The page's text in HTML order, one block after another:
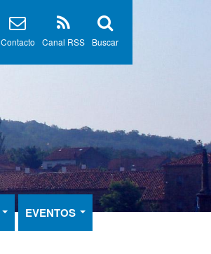
Buscar
Canal RSS
Contacto
EVENTOS